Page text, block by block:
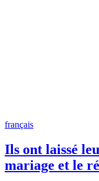
français
Ils ont laissé
mariage et le